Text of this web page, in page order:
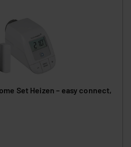
Set Heizen – easy connect,